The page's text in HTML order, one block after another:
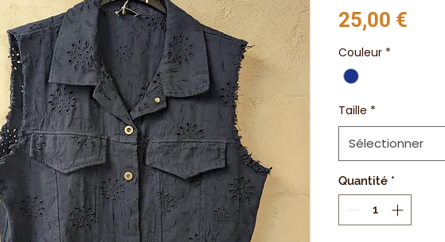
25,00 €
Couleur *
Taille *
Sélectionner
Quantité *